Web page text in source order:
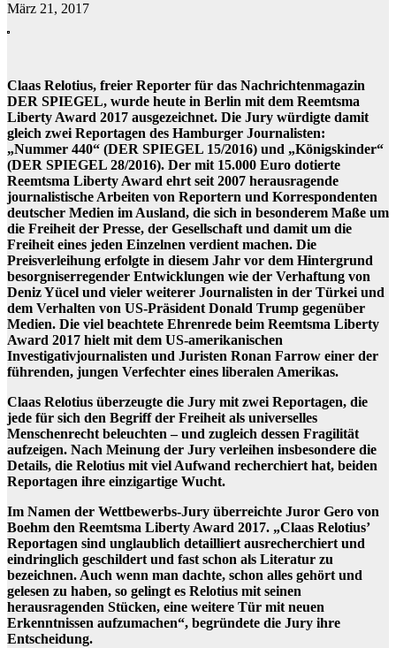
März 21, 2017
Claas Relotius, freier Reporter für das Nachrichtenmagazin
DER SPIEGEL, wurde heute in Berlin mit dem Reemtsma
Liberty Award 2017 ausgezeichnet. Die Jury würdigte damit
gleich zwei Reportagen des Hamburger Journalisten:
„Nummer 440“ (DER SPIEGEL 15/2016) und „Königskinder“
(DER SPIEGEL 28/2016). Der mit 15.000 Euro dotierte
Reemtsma Liberty Award ehrt seit 2007 herausragende
journalistische Arbeiten von Reportern und Korrespondenten
deutscher Medien im Ausland, die sich in besonderem Maße um
die Freiheit der Presse, der Gesellschaft und damit um die
Freiheit eines jeden Einzelnen verdient machen. Die
Preisverleihung erfolgte in diesem Jahr vor dem Hintergrund
besorgniserregender Entwicklungen wie der Verhaftung von
Deniz Yücel und vieler weiterer Journalisten in der Türkei und
dem Verhalten von US-Präsident Donald Trump gegenüber
Medien. Die viel beachtete Ehrenrede beim Reemtsma Liberty
Award 2017 hielt mit dem US-amerikanischen
Investigativjournalisten und Juristen Ronan Farrow einer der
führenden, jungen Verfechter eines liberalen Amerikas.
Claas Relotius überzeugte die Jury mit zwei Reportagen, die
jede für sich den Begriff der Freiheit als universelles
Menschenrecht beleuchten – und zugleich dessen Fragilität
aufzeigen. Nach Meinung der Jury verleihen insbesondere die
Details, die Relotius mit viel Aufwand recherchiert hat, beiden
Reportagen ihre einzigartige Wucht.
Im Namen der Wettbewerbs-Jury überreichte Juror Gero von
Boehm den Reemtsma Liberty Award 2017. „Claas Relotius’
Reportagen sind unglaublich detailliert ausrecherchiert und
eindringlich geschildert und fast schon als Literatur zu
bezeichnen. Auch wenn man dachte, schon alles gehört und
gelesen zu haben, so gelingt es Relotius mit seinen
herausragenden Stücken, eine weitere Tür mit neuen
Erkenntnissen aufzumachen“, begründete die Jury ihre
Entscheidung.